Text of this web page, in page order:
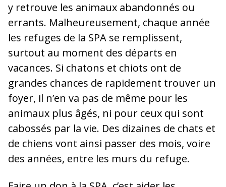
y retrouve les animaux abandonnés ou
errants. Malheureusement, chaque année
les refuges de la SPA se remplissent,
surtout au moment des départs en
vacances. Si chatons et chiots ont de
grandes chances de rapidement trouver un
foyer, il n’en va pas de même pour les
animaux plus âgés, ni pour ceux qui sont
cabossés par la vie. Des dizaines de chats et
de chiens vont ainsi passer des mois, voire
des années, entre les murs du refuge.